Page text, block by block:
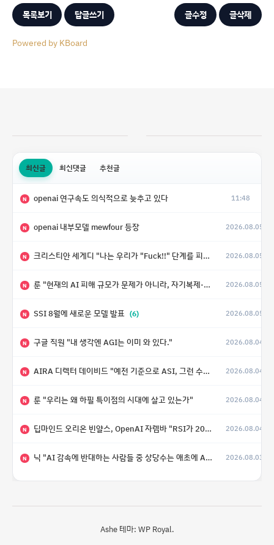
목록보기 답글쓰기 글수정 글삭제
Powered by KBoard
최신글 최신댓글 추천글
N openai 연구속도 의식적으로 늦추고 있다 11:48
N openai 내부모델 mewfour 등장 2026.08.05
N 크리스티안 세게디 "나는 우리가 "Fuck!!" 단계를 피할 수 있기를 바랄 뿐" 2026.08.05
N 룬 "현재의 AI 피해 규모가 문제가 아니라, 자기복제·탈출·확산이 가능한 지능형 시스템의 피해에는 이론적으로 상한이 없다는 것이 문제" 2026.08.05
N SSI 8월에 새로운 모델 발표 (6) 2026.08.05
N 구글 직원 "내 생각엔 AGI는 이미 와 있다." 2026.08.04
N AIRA 디렉터 데이비드 "예전 기준으로 ASI, 그런 수준은 바로 다음 분기에 온다" 2026.08.04
N 룬 "우리는 왜 하필 특이점의 시대에 살고 있는가" 2026.08.04
N 딥마인드 오리온 빈얄스, OpenAI 자렘바 "RSI가 2027년이나 2028년까지 달성될 수도 있다" 2026.08.04
N 닉 "AI 감속에 반대하는 사람들 중 상당수는 애초에 AI가 그렇게까지 빠르게 발전하지는 않을 거라고 생각" 2026.08.03
Ashe 테마: WP Royal.